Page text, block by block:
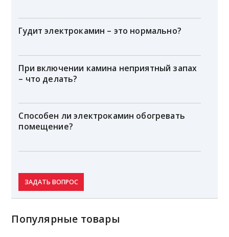
Гудит электрокамин – это нормально?
При включении камина неприятный запах
– что делать?
Способен ли электрокамин обогревать
помещение?
ЗАДАТЬ ВОПРОС
Популярные товары